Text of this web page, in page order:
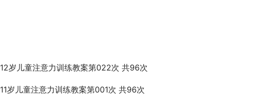
12岁儿童注意力训练教案第022次 共96次
11岁儿童注意力训练教案第001次 共96次